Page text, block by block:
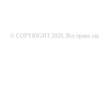
© COPYRIGHT 2020, Все права